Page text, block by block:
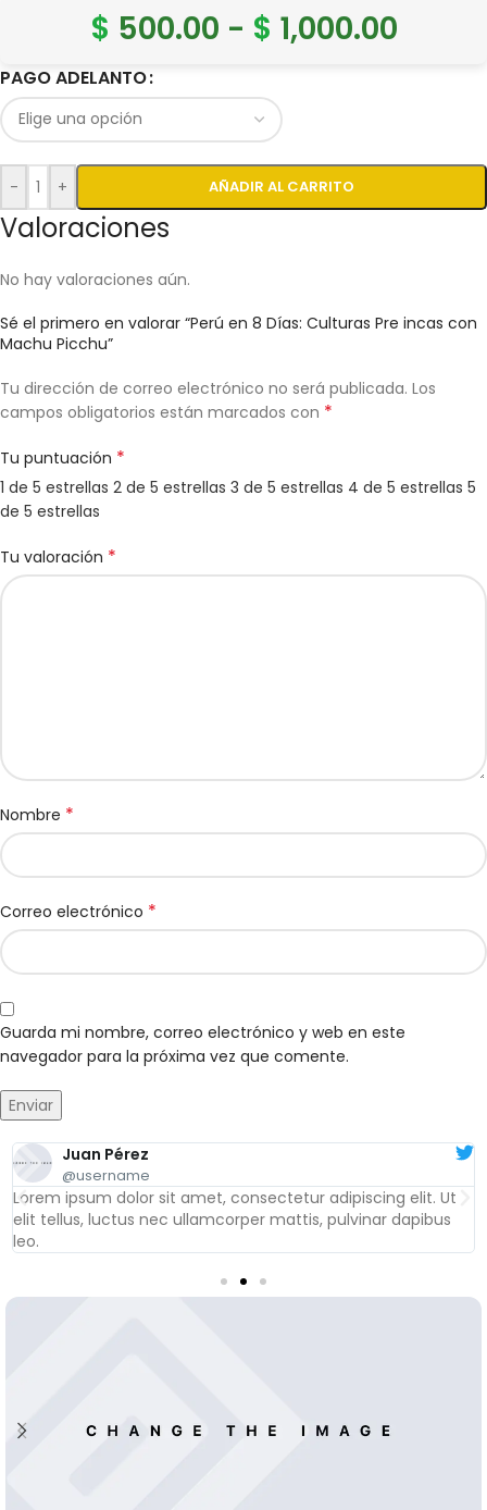
$ 500.00 - $ 1,000.00
PAGO ADELANTO
- + AÑADIR AL CARRITO
Valoraciones
No hay valoraciones aún.
Sé el primero en valorar “Perú en 8 Días: Culturas Pre incas con
Machu Picchu”
Tu dirección de correo electrónico no será publicada. Los
campos obligatorios están marcados con *
Tu puntuación *
1 de 5 estrellas 2 de 5 estrellas 3 de 5 estrellas 4 de 5 estrellas 5
de 5 estrellas
Tu valoración *
Nombre *
Correo electrónico *
Guarda mi nombre, correo electrónico y web en este
navegador para la próxima vez que comente.
Juan Pérez
@username
Lorem ipsum dolor sit amet, consectetur adipiscing elit. Ut
elit tellus, luctus nec ullamcorper mattis, pulvinar dapibus
leo.